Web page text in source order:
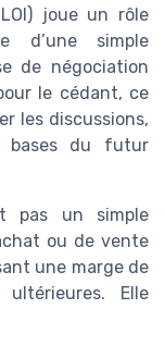
joue un rôle
d’une simple
de négociation
le cédant, ce
les discussions,
bases du futur
pas un simple
ou de vente
une marge de
Elle